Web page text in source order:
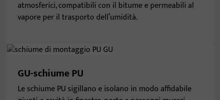
atmosferici, compatibili con il bitume e permeabili al
vapore per il trasporto dell’umidità.
GU-schiume PU
Le schiume PU sigillano e isolano in modo affidabile